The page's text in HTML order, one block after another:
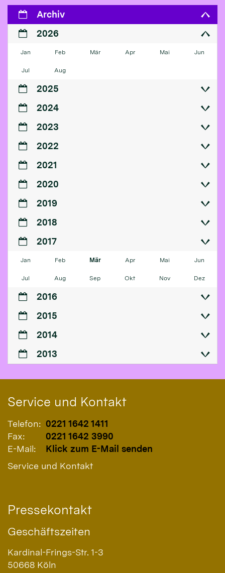
Archiv
2026
Jan Feb Mär Apr Mai Jun
Jul Aug
2025
2024
2023
2022
2021
2020
2019
2018
2017
Jan Feb Mär Apr Mai Jun
Jul Aug Sep Okt Nov Dez
2016
2015
2014
2013
Service und Kontakt
Telefon: 0221 1642 1411
Fax:
0221 1642 3990
E-Mail:
Klick zum E-Mail senden
Service und Kontakt
Pressekontakt
Geschäftszeiten
Kardinal-Frings-Str. 1-3
50668 Köln